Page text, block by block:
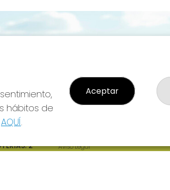
2-
Aviso Legal
hábitos de
AQUÍ.
Aceptar